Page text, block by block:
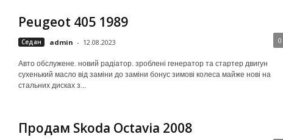
Peugeot 405 1989
Седан admin - 12.08.2023 0
Авто обслужене. новий радіатор. зроблені генератор та стартер двигун
сухенький масло від заміни до заміни бонус зимові колеса майже нові на
стальних дисках з...
Продам Skoda Octavia 2008